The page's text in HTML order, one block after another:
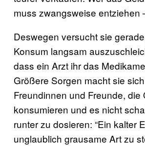
muss zwangsweise entziehen
Deswegen versucht sie
Konsum langsam
dass ein Arzt ihr das
Größere Sorgen macht sie
Freundinnen und Freunde, die
konsumieren und es nicht
runter zu dosieren: “Ein kalter
unglaublich grausame Art zu